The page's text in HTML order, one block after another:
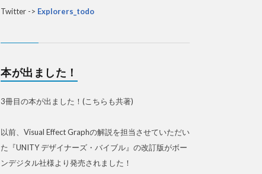
Twitter -> Explorers_todo
本が出ました！
3冊目の本が出ました！(こちらも共著)
以前、Visual Effect Graphの解説を担当させていただい
た『UNITY デザイナーズ・バイブル』の改訂版がボー
ンデジタル社様より発売されました！